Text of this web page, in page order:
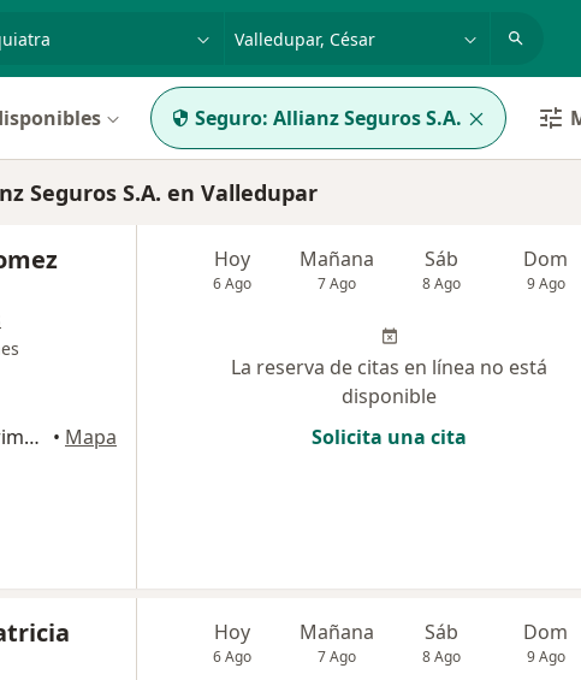
Seguro: Allianz Seguros S.A.
Seguros S.A. en Valledupar
Cra 15 Nº 16-80 Consultorio 104C Primer Piso, Valledupar • Mapa
Hoy
6 Ago
Mañana
7 Ago
Sáb
8 Ago
Dom
9 Ago
La reserva de citas en línea no está
disponible
Solicita una cita
Hoy
6 Ago
Mañana
7 Ago
Sáb
8 Ago
Dom
9 Ago